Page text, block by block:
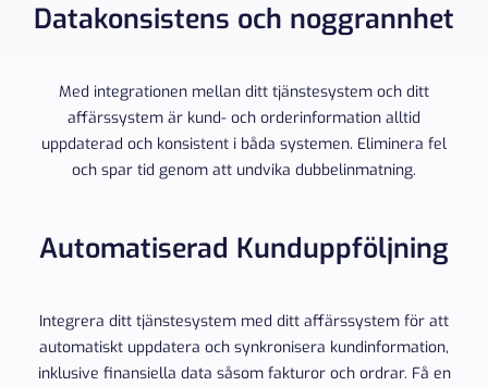
Datakonsistens och noggrannhet
Med integrationen mellan ditt tjänstesystem och ditt
affärssystem är kund- och orderinformation alltid
uppdaterad och konsistent i båda systemen. Eliminera fel
och spar tid genom att undvika dubbelinmatning.
Automatiserad Kunduppföljning
Integrera ditt tjänstesystem med ditt affärssystem för att
automatiskt uppdatera och synkronisera kundinformation,
inklusive finansiella data såsom fakturor och ordrar. Få en